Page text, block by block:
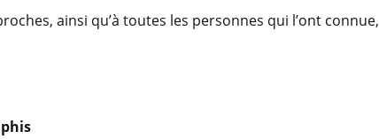
ainsi qu’à toutes les personnes qui l’ont connue,